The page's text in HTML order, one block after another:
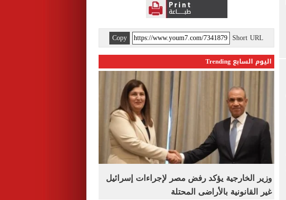
Short URL
Copy
اليوم السابع Trending
وزير الخارجية يؤكد رفض مصر لإجراءات إسرائيل
غير القانونية بالأراضى المحتلة